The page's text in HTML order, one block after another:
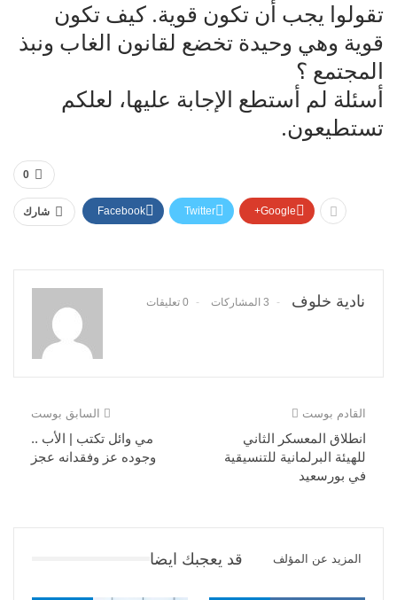
تقولوا يجب أن تكون قوية. كيف تكون
قوية وهي وحيدة تخضع لقانون الغاب ونبذ
المجتمع ؟
أسئلة لم أستطع الإجابة عليها، لعلكم
تستطيعون.
0
شارك Facebook Twitter Google+
نادية خلوف 3 المشاركات 0 تعليقات
السابق بوست
مي وائل تكتب | الأب ..
وجوده عز وفقدانه عجز
القادم بوست
انطلاق المعسكر الثاني
للهيئة البرلمانية للتنسيقية
في بورسعيد
قد يعجبك ايضا المزيد عن المؤلف